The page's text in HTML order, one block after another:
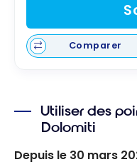
Comparer
Utiliser des
Dolomiti
Depuis le 30 mars